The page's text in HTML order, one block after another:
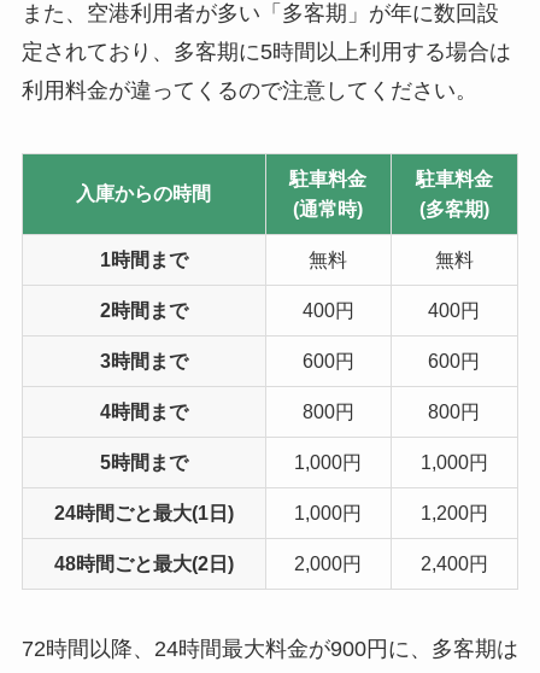
また、空港利用者が多い「多客期」が年に数回設
定されており、多客期に5時間以上利用する場合は
利用料金が違ってくるので注意してください。
入庫からの時間
駐車料金
(通常時)
駐車料金
(多客期)
1時間まで 無料 無料
2時間まで 400円 400円
3時間まで 600円 600円
4時間まで 800円 800円
5時間まで 1,000円 1,000円
24時間ごと最大(1日) 1,000円 1,200円
48時間ごと最大(2日) 2,000円 2,400円
72時間以降、24時間最大料金が900円に、多客期は